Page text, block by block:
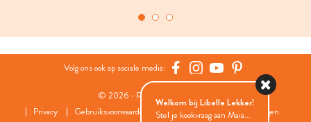
Volg ons ook op sociale media:
© 2026 - Roularta Media Group
Privacy
Gebruiksvoorwaarden Cookies Cookies instellingen
Welkom bij Libelle Lekker!
Stel je kookvraag aan Maia...